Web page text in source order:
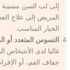
إلى لب السن مسببة
المريض إلى علاج
الخيار المناسب.
التسوس المتعدد أو
غالبا لدى الأشخاص
جفاف الفم، أو